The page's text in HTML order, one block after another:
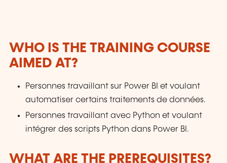
WHO IS THE TRAINING COURSE
AIMED AT?
Personnes travaillant sur Power BI et voulant
automatiser certains traitements de données.
Personnes travaillant avec Python et voulant
intégrer des scripts Python dans Power BI.
WHAT ARE THE PREREQUISITES?